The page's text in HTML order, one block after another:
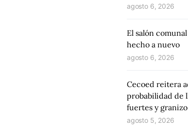
agosto 6, 2026
El salón
hecho a nuevo
agosto 6, 2026
Cecoed reitera
probabilidad de
fuertes y granizo
agosto 5, 2026